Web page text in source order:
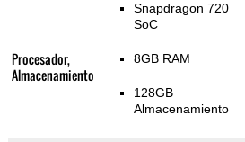
Procesador,
Almacenamiento
Snapdragon 720
SoC
8GB RAM
128GB
Almacenamiento